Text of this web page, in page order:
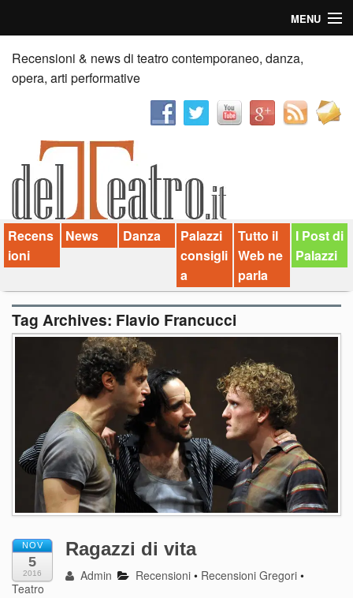
MENU
Home
Recensioni
News
Palazzi consiglia
Video
Chi siamo
Contatti
Recensioni & news di teatro contemporaneo, danza,
opera, arti performative
Recens
ioni
News Danza
Palazzi
consigli
a
Tutto il
Web ne
parla
I Post di
Palazzi
Tag Archives: Flavio Francucci
NOV
5
2016
Ragazzi di vita
Admin Recensioni • Recensioni Gregori •
Teatro